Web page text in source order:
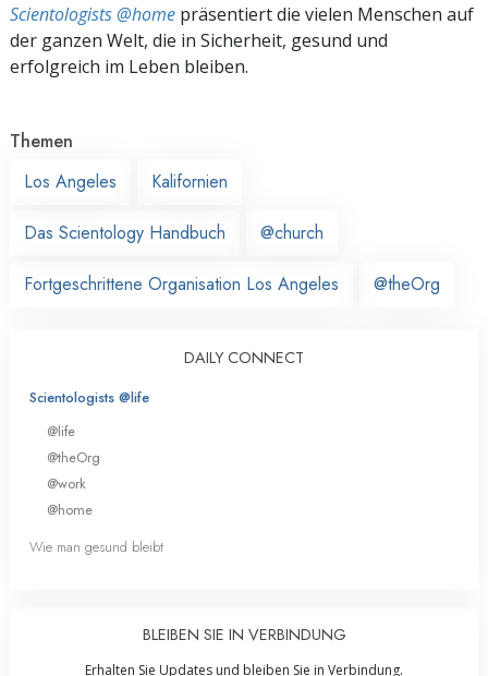
Scientologists @home präsentiert die vielen Menschen auf
der ganzen Welt, die in Sicherheit, gesund und
erfolgreich im Leben bleiben.
Themen
Los Angeles
Kalifornien
Das Scientology Handbuch @church
Fortgeschrittene Organisation Los Angeles @theOrg
DAILY CONNECT
Scientologists @life
@life
@theOrg
@work
@home
Wie man gesund bleibt
BLEIBEN SIE IN VERBINDUNG
Erhalten Sie Updates und bleiben Sie in Verbindung.